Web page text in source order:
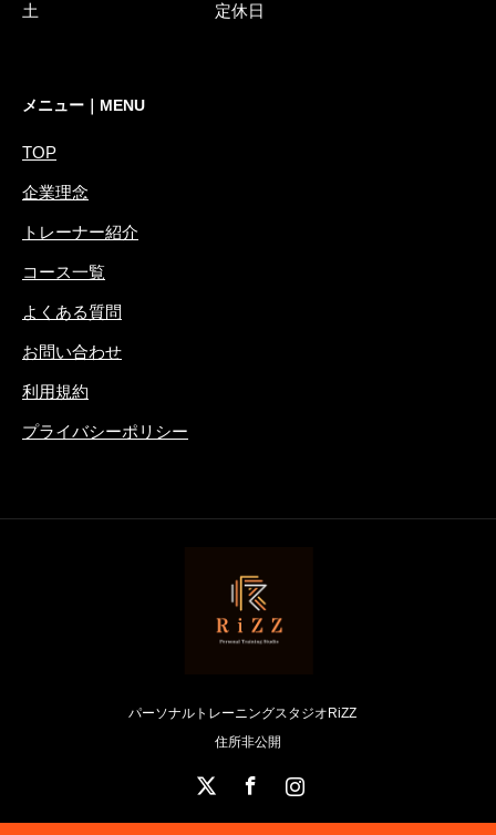
土 定休日
メニュー｜MENU
TOP
企業理念
トレーナー紹介
コース一覧
よくある質問
お問い合わせ
利用規約
プライバシーポリシー
パーソナルトレーニングスタジオRiZZ
住所非公開
Instagram